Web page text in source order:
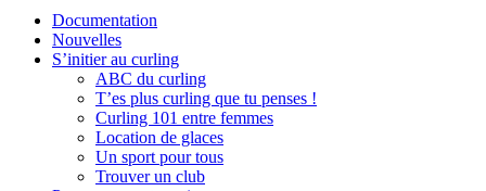
Documentation
Nouvelles
S’initier au curling
ABC du curling
T’es plus curling que tu penses !
Curling 101 entre femmes
Location de glaces
Un sport pour tous
Trouver un club